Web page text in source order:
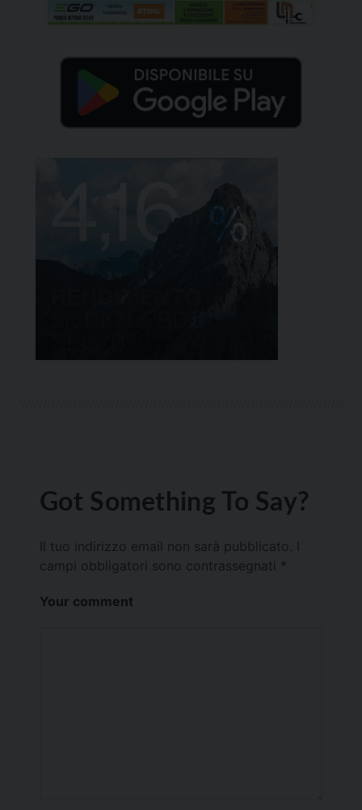
Got Something To Say?
Il tuo indirizzo email non sarà pubblicato.
campi obbligatori sono contrassegnati *
Your comment